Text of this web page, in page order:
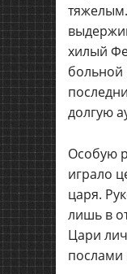
хилый
больной
долгую
Особую
играло
царя.
лишь в
Цари
послами